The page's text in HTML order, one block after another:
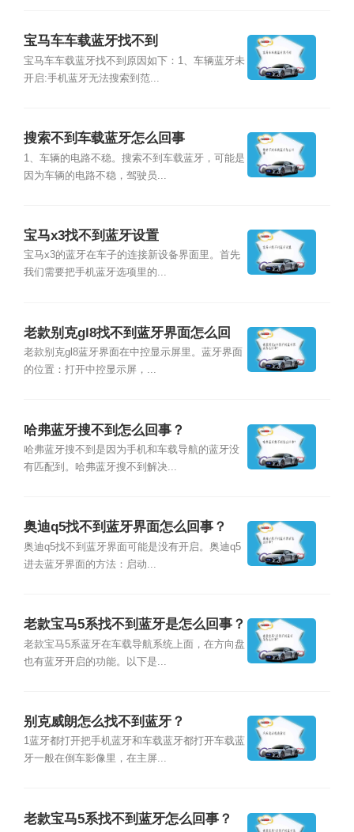
宝马车车载蓝牙找不到
宝马车车载蓝牙找不到原因如下：1、车辆蓝牙未
开启:手机蓝牙无法搜索到范...
搜索不到车载蓝牙怎么回事
1、车辆的电路不稳。搜索不到车载蓝牙，可能是
因为车辆的电路不稳，驾驶员...
宝马x3找不到蓝牙设置
宝马x3的蓝牙在车子的连接新设备界面里。首先
我们需要把手机蓝牙选项里的...
老款别克gl8找不到蓝牙界面怎么回
事？
老款别克gl8蓝牙界面在中控显示屏里。蓝牙界面
的位置：打开中控显示屏，...
哈弗蓝牙搜不到怎么回事？
哈弗蓝牙搜不到是因为手机和车载导航的蓝牙没
有匹配到。哈弗蓝牙搜不到解决...
奥迪q5找不到蓝牙界面怎么回事？
奥迪q5找不到蓝牙界面可能是没有开启。奥迪q5
进去蓝牙界面的方法：启动...
老款宝马5系找不到蓝牙是怎么回事？
老款宝马5系蓝牙在车载导航系统上面，在方向盘
也有蓝牙开启的功能。以下是...
别克威朗怎么找不到蓝牙？
1蓝牙都打开把手机蓝牙和车载蓝牙都打开车载蓝
牙一般在倒车影像里，在主屏...
老款宝马5系找不到蓝牙怎么回事？